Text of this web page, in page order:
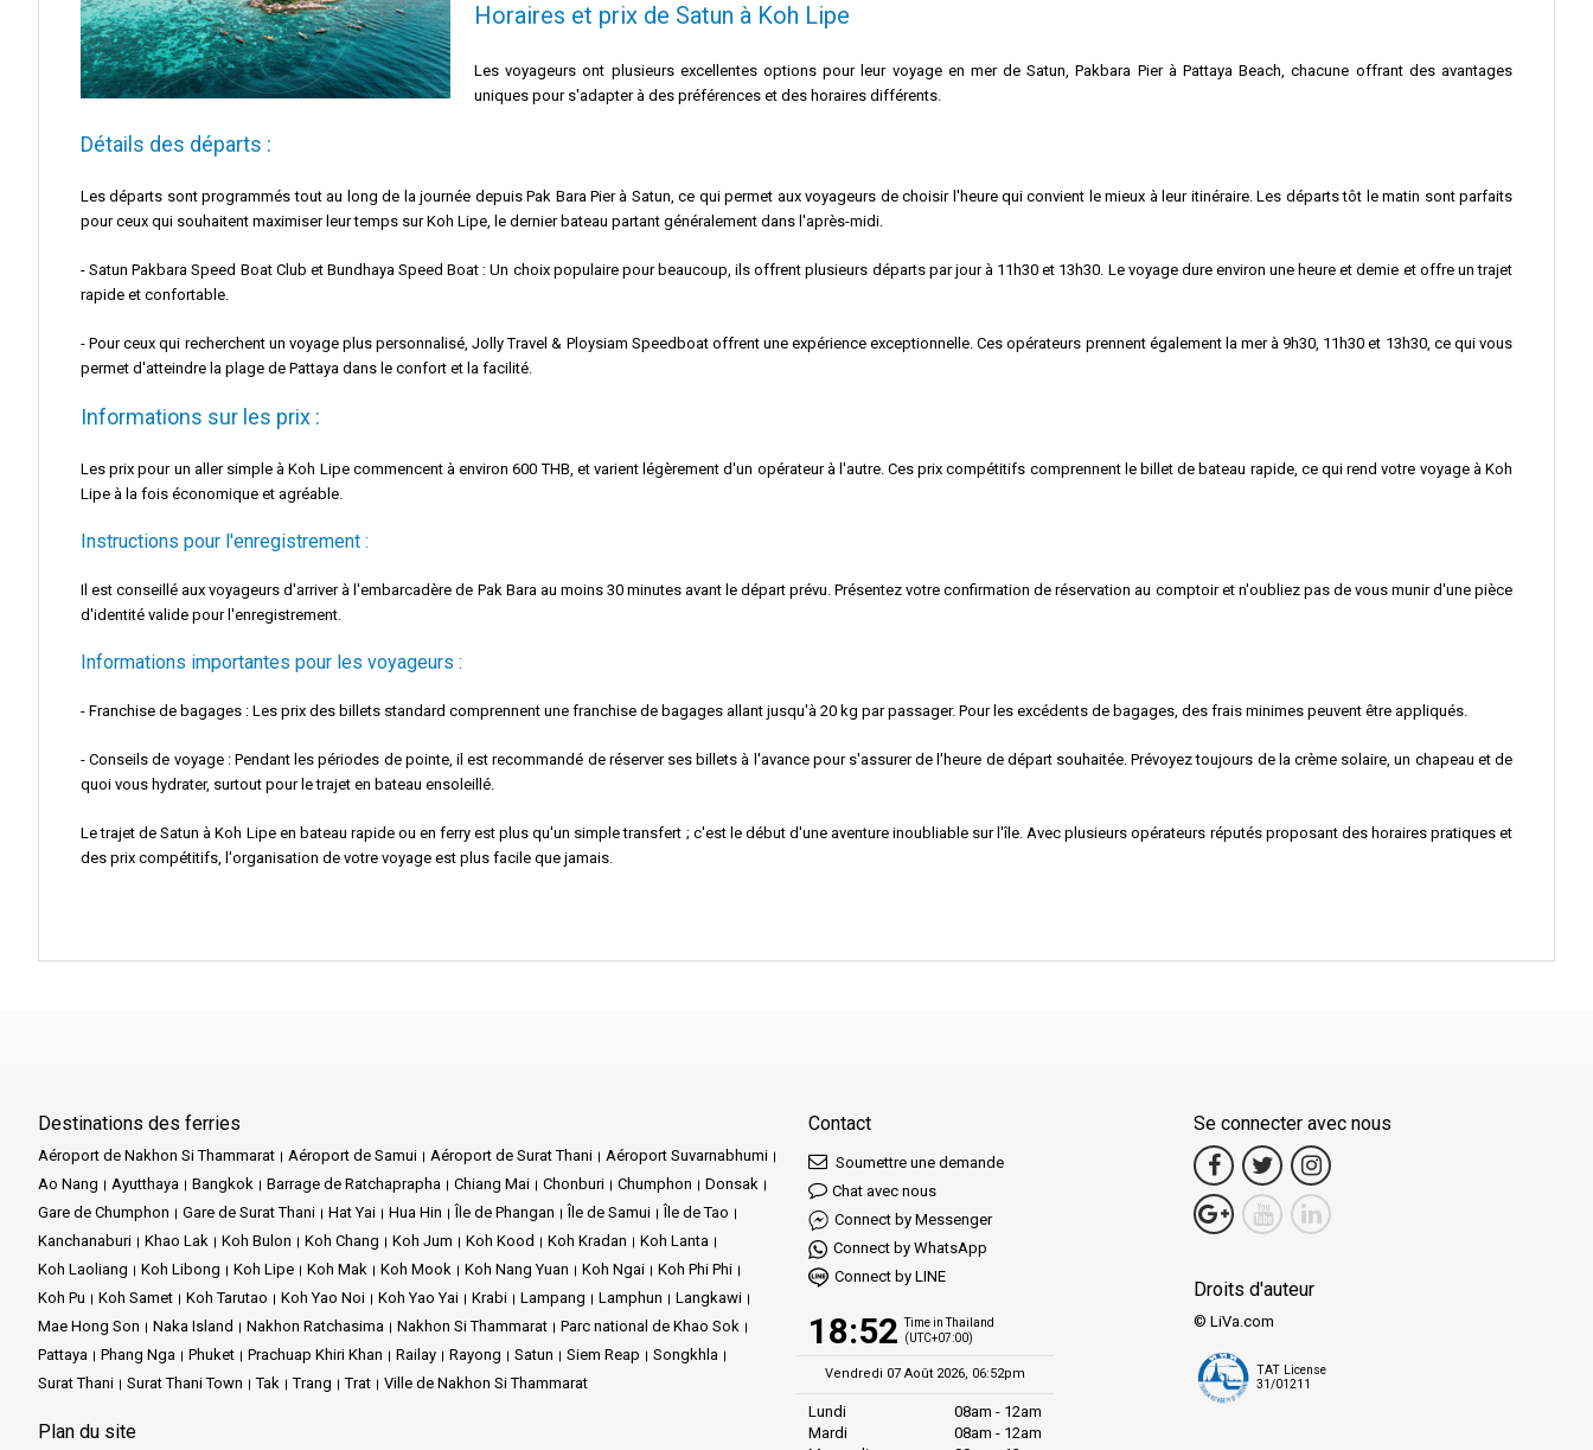
Horaires et prix de Satun à Koh Lipe
Les voyageurs ont plusieurs excellentes options pour leur voyage en mer de Satun, Pakbara Pier à Pattaya Beach, chacune offrant des avantages
uniques pour s'adapter à des préférences et des horaires différents.
Détails des départs :
Les départs sont programmés tout au long de la journée depuis Pak Bara Pier à Satun, ce qui permet aux voyageurs de choisir l'heure qui convient le mieux à leur itinéraire. Les départs tôt le matin sont parfaits
pour ceux qui souhaitent maximiser leur temps sur Koh Lipe, le dernier bateau partant généralement dans l'après-midi.
- Satun Pakbara Speed Boat Club et Bundhaya Speed Boat : Un choix populaire pour beaucoup, ils offrent plusieurs départs par jour à 11h30 et 13h30. Le voyage dure environ une heure et demie et offre un trajet
rapide et confortable.
- Pour ceux qui recherchent un voyage plus personnalisé, Jolly Travel & Ploysiam Speedboat offrent une expérience exceptionnelle. Ces opérateurs prennent également la mer à 9h30, 11h30 et 13h30, ce qui vous
permet d'atteindre la plage de Pattaya dans le confort et la facilité.
Informations sur les prix :
Les prix pour un aller simple à Koh Lipe commencent à environ 600 THB, et varient légèrement d'un opérateur à l'autre. Ces prix compétitifs comprennent le billet de bateau rapide, ce qui rend votre voyage à Koh
Lipe à la fois économique et agréable.
Instructions pour l'enregistrement :
Il est conseillé aux voyageurs d'arriver à l'embarcadère de Pak Bara au moins 30 minutes avant le départ prévu. Présentez votre confirmation de réservation au comptoir et n'oubliez pas de vous munir d'une pièce
d'identité valide pour l'enregistrement.
Informations importantes pour les voyageurs :
- Franchise de bagages : Les prix des billets standard comprennent une franchise de bagages allant jusqu'à 20 kg par passager. Pour les excédents de bagages, des frais minimes peuvent être appliqués.
- Conseils de voyage : Pendant les périodes de pointe, il est recommandé de réserver ses billets à l'avance pour s'assurer de l'heure de départ souhaitée. Prévoyez toujours de la crème solaire, un chapeau et de
quoi vous hydrater, surtout pour le trajet en bateau ensoleillé.
Le trajet de Satun à Koh Lipe en bateau rapide ou en ferry est plus qu'un simple transfert ; c'est le début d'une aventure inoubliable sur l'île. Avec plusieurs opérateurs réputés proposant des horaires pratiques et
des prix compétitifs, l'organisation de votre voyage est plus facile que jamais.
Destinations des ferries
Aéroport de Nakhon Si Thammarat Aéroport de Samui Aéroport de Surat Thani
Aéroport Suvarnabhumi
Ao Nang
Ayutthaya Bangkok Barrage de Ratchaprapha Chiang Mai Chonburi Chumphon
Donsak
Gare de Chumphon
Gare de Surat Thani Hat Yai Hua Hin Île de Phangan Île de Samui
Île de Tao
Kanchanaburi
Khao Lak Koh Bulon Koh Chang Koh Jum Koh Kood Koh Kradan
Koh Lanta
Koh Laoliang
Koh Libong Koh Lipe Koh Mak Koh Mook Koh Nang Yuan Koh Ngai
Koh Phi Phi
Koh Pu
Koh Samet Koh Tarutao Koh Yao Noi Koh Yao Yai Krabi Lampang Lamphun
Langkawi
Mae Hong Son
Naka Island Nakhon Ratchasima Nakhon Si Thammarat
Parc national de Khao Sok
Pattaya
Phang Nga Phuket Prachuap Khiri Khan Railay Rayong Satun Siem Reap
Songkhla
Surat Thani
Surat Thani Town Tak Trang Trat Ville de Nakhon Si Thammarat
Plan du site
Contact
Soumettre une demande
Chat avec nous
Connect by Messenger
Connect by WhatsApp
Connect by LINE
18:52 Time in Thailand
(UTC+07:00)
Vendredi 07 Août 2026, 06:52pm
Lundi
08am - 12am
Mardi
08am - 12am
Se connecter avec nous
Droits d'auteur
© LiVa.com
TAT License
31/01211